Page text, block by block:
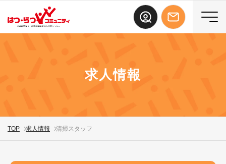
求人情報
TOP 求人情報 清掃スタッフ